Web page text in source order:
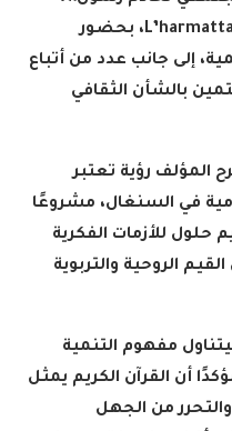
، بحضور
إلى جانب عدد من أتباع
بالشأن الثقافي
المؤلف رؤية تعتبر
في السنغال، مشروعًا
حلول للأزمات الفكرية
الروحية والتربوية
مفهوم التنمية
أن القرآن الكريم يمثل
من الجهل